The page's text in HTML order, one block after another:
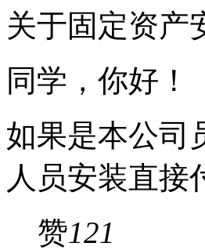
关于固定资产
同学，你好！
如果是本公司
人员安装直接
赞121